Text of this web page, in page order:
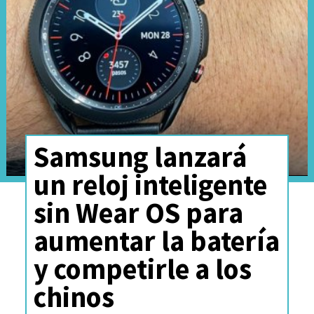
Ingresa a tu cuenta de
Google y accede al panel de
“Mi actividad”.
Pausa elhistorial de
búsqueda y navegación
, lo
que evita que esas
interacciones se guarden y se
utilicen en entrenamientos
futuros de modelos de
lenguaje.
Samsung lanzará
un reloj inteligente
sin Wear OS para
aumentar la batería
y competirle a los
chinos